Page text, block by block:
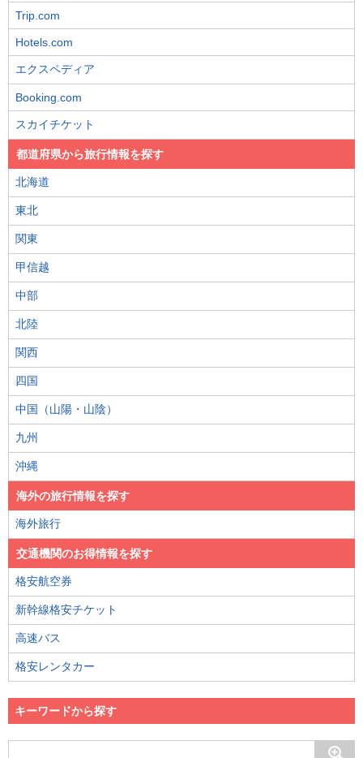
Trip.com
Hotels.com
エクスペディア
Booking.com
スカイチケット
都道府県から旅行情報を探す
北海道
東北
関東
甲信越
中部
北陸
関西
四国
中国（山陽・山陰）
九州
沖縄
海外の旅行情報を探す
海外旅行
交通機関のお得情報を探す
格安航空券
新幹線格安チケット
高速バス
格安レンタカー
キーワードから探す